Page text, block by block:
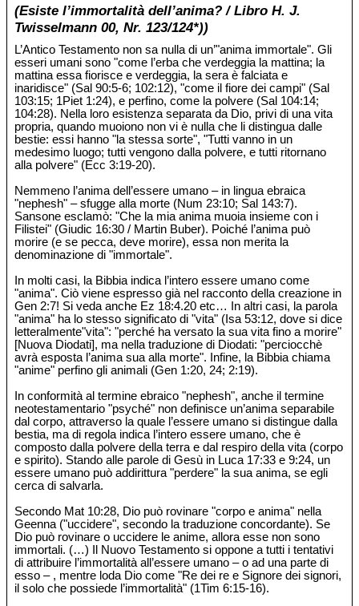
(Esiste l’immortalità dell’anima? / Libro H. J.
Twisselmann 00, Nr. 123/124*))
L’Antico Testamento non sa nulla di un’"anima immortale". Gli
esseri umani sono "come l’erba che verdeggia la mattina; la
mattina essa fiorisce e verdeggia, la sera è falciata e
inaridisce" (Sal 90:5-6; 102:12), "come il fiore dei campi" (Sal
103:15; 1Piet 1:24), e perfino, come la polvere (Sal 104:14;
104:28). Nella loro esistenza separata da Dio, privi di una vita
propria, quando muoiono non vi è nulla che li distingua dalle
bestie: essi hanno "la stessa sorte", "Tutti vanno in un
medesimo luogo; tutti vengono dalla polvere, e tutti ritornano
alla polvere" (Ecc 3:19-20).
Nemmeno l’anima dell’essere umano – in lingua ebraica
"nephesh" – sfugge alla morte (Num 23:10; Sal 143:7).
Sansone esclamò: "Che la mia anima muoia insieme con i
Filistei" (Giudic 16:30 / Martin Buber). Poiché l’anima può
morire (e se pecca, deve morire), essa non merita la
denominazione di "immortale".
In molti casi, la Bibbia indica l’intero essere umano come
"anima". Ciò viene espresso già nel racconto della creazione in
Gen 2:7! Si veda anche Ez 18:4.20 etc… In altri casi, la parola
"anima" ha lo stesso significato di "vita" (Isa 53:12, dove si dice
letteralmente"vita": "perché ha versato la sua vita fino a morire"
[Nuova Diodati], ma nella traduzione di Diodati: "perciocchè
avrà esposta l’anima sua alla morte". Infine, la Bibbia chiama
"anime" perfino gli animali (Gen 1:20, 24; 2:19).
In conformità al termine ebraico "nephesh", anche il termine
neotestamentario "psyché" non definisce un’anima separabile
dal corpo, attraverso la quale l’essere umano si distingue dalla
bestia, ma di regola indica l’intero essere umano, che è
composto dalla polvere della terra e dal respiro della vita (corpo
e spirito). Stando alle parole di Gesù in Luca 17:33 e 9:24, un
essere umano può addirittura "perdere" la sua anima, se egli
cerca di salvarla.
Secondo Mat 10:28, Dio può rovinare "corpo e anima" nella
Geenna ("uccidere", secondo la traduzione concordante). Se
Dio può rovinare o uccidere le anime, allora esse non sono
immortali. (…) Il Nuovo Testamento si oppone a tutti i tentativi
di attribuire l’immortalità all’essere umano – o ad una parte di
esso – , mentre loda Dio come "Re dei re e Signore dei signori,
il solo che possiede l’immortalità" (1Tim 6:15-16).